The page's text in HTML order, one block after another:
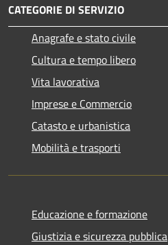
CATEGORIE DI SERVIZIO
Anagrafe e stato civile
Cultura e tempo libero
Vita lavorativa
Imprese e Commercio
Catasto e urbanistica
Mobilità e trasporti
Educazione e formazione
Giustizia e sicurezza pubblica